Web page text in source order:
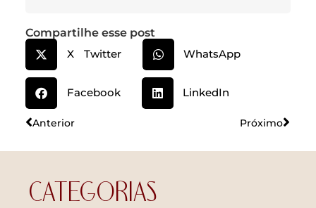
Compartilhe esse post
X Twitter
WhatsApp
Facebook LinkedIn
Anterior Próximo
CATEGORIAS